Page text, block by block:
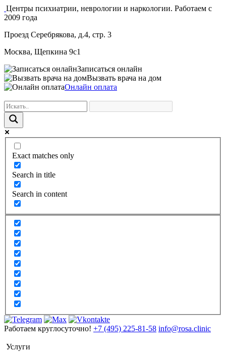
Центры психиатрии, неврологии и наркологии. Работаем с
2009 года
Проезд Серебрякова, д.4, стр. 3
Москва, Щепкина 9с1
Записаться онлайн
Вызвать врача на дом
Онлайн оплата
Exact matches only
Search in title
Search in content
Работаем круглосуточно! +7 (495) 225-81-58 info@rosa.clinic
Услуги